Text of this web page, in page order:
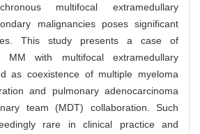
multifocal extramedullary
malignancies poses significant
This study presents a case of
MM with multifocal extramedullary
as coexistence of multiple myeloma
and pulmonary adenocarcinoma
team (MDT) collaboration. Such
rare in clinical practice and